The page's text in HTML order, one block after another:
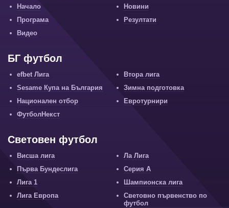
Начало
Новини
Програма
Резултати
Видео
БГ футбол
efbet Лига
Втора лига
Sesame Купа на България
Зимна подготовка
Национален отбор
Евротурнири
ФутболНекст
Световен футбол
Висша лига
Ла Лига
Първа Бундеслига
Серия А
Лига 1
Шампионска лига
Лига Европа
Световно първенство по
футбол